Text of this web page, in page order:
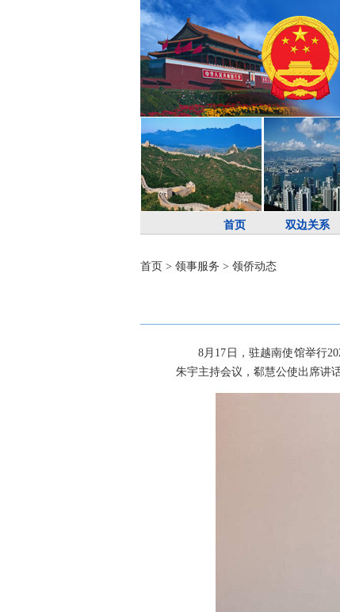
首页 双边关系
首页 > 领事服务 > 领侨动态
8月17日，驻越南使馆举行
朱宇主持会议，郗慧公使出席讲